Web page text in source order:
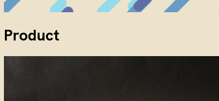
Product